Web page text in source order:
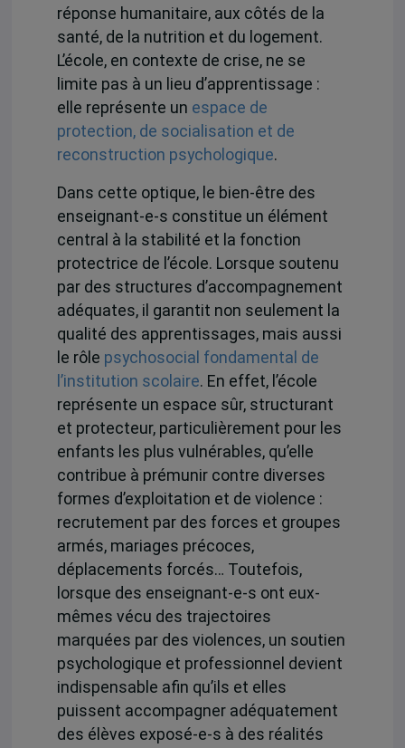
réponse humanitaire, aux côtés de la
santé, de la nutrition et du logement.
L’école, en contexte de crise, ne se
limite pas à un lieu d’apprentissage :
elle représente un espace de
protection, de socialisation et de
reconstruction psychologique.
Dans cette optique, le bien-être des
enseignant-e-s constitue un élément
central à la stabilité et la fonction
protectrice de l’école. Lorsque soutenu
par des structures d’accompagnement
adéquates, il garantit non seulement la
qualité des apprentissages, mais aussi
le rôle psychosocial fondamental de
l’institution scolaire. En effet, l’école
représente un espace sûr, structurant
et protecteur, particulièrement pour les
enfants les plus vulnérables, qu’elle
contribue à prémunir contre diverses
formes d’exploitation et de violence :
recrutement par des forces et groupes
armés, mariages précoces,
déplacements forcés… Toutefois,
lorsque des enseignant-e-s ont eux-
mêmes vécu des trajectoires
marquées par des violences, un soutien
psychologique et professionnel devient
indispensable afin qu’ils et elles
puissent accompagner adéquatement
des élèves exposé-e-s à des réalités